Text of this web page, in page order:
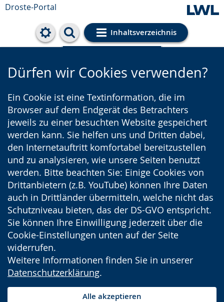
Droste-Portal
Inhaltsverzeichnis
Cookie-Einstellungen
Dürfen wir Cookies verwenden?
Ein Cookie ist eine Textinformation, die im
Browser auf dem Endgerät des Betrachters
jeweils zu einer besuchten Website gespeichert
werden kann. Sie helfen uns und Dritten dabei,
den Internetauftritt komfortabel bereitzustellen
und zu analysieren, wie unsere Seiten benutzt
werden. Bitte beachten Sie: Einige Cookies von
Drittanbietern (z.B. YouTube) können Ihre Daten
auch in Drittländer übermitteln, welche nicht das
Schutzniveau bieten, das der DS-GVO entspricht.
Sie können Ihre Einwilligung jederzeit über die
Cookie-Einstellungen unten auf der Seite
widerrufen.
Weitere Informationen finden Sie in unserer
Datenschutzerklärung.
Alle akzeptieren